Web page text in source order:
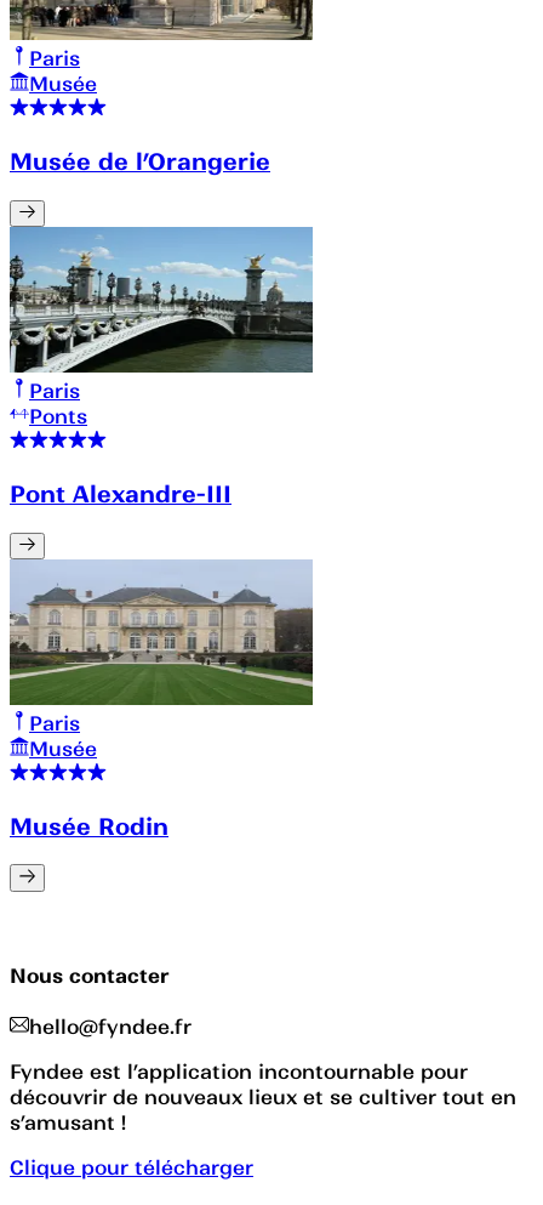
Paris
Musée
Musée de l’Orangerie
Paris
Ponts
Pont Alexandre-III
Paris
Musée
Musée Rodin
Nous contacter
hello@fyndee.fr
Fyndee est l’application incontournable pour
découvrir de nouveaux lieux et se cultiver tout en
s’amusant !
Clique pour télécharger